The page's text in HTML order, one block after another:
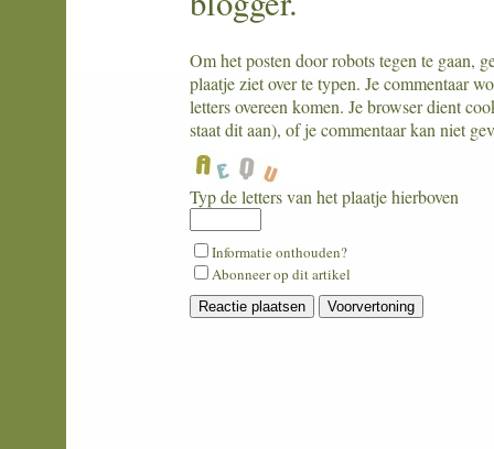
Om het posten door robots tegen te gaan,
plaatje ziet over te typen. Je commentaar
letters overeen komen. Je browser dient
staat dit aan), of je commentaar kan niet
Typ de letters van het plaatje hierboven
What
is
eight
plus
Informatie onthouden?
Abonneer op dit artikel